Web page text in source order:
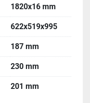
1820x16 mm
622x519x995
187 mm
230 mm
201 mm